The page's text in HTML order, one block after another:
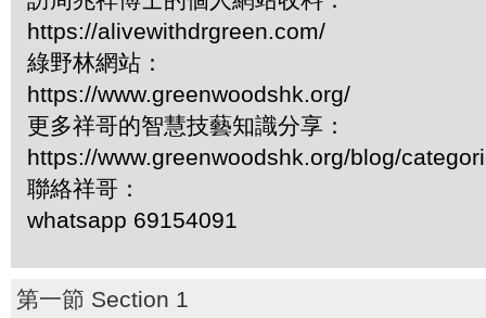
https://alivewithdrgreen.com/
綠野林網站：
https://www.greenwoodshk.org/
更多祥哥的智慧技藝知識分享：
https://www.greenwoodshk.org/blog/
聯絡祥哥：
whatsapp 69154091
第一節 Section 1